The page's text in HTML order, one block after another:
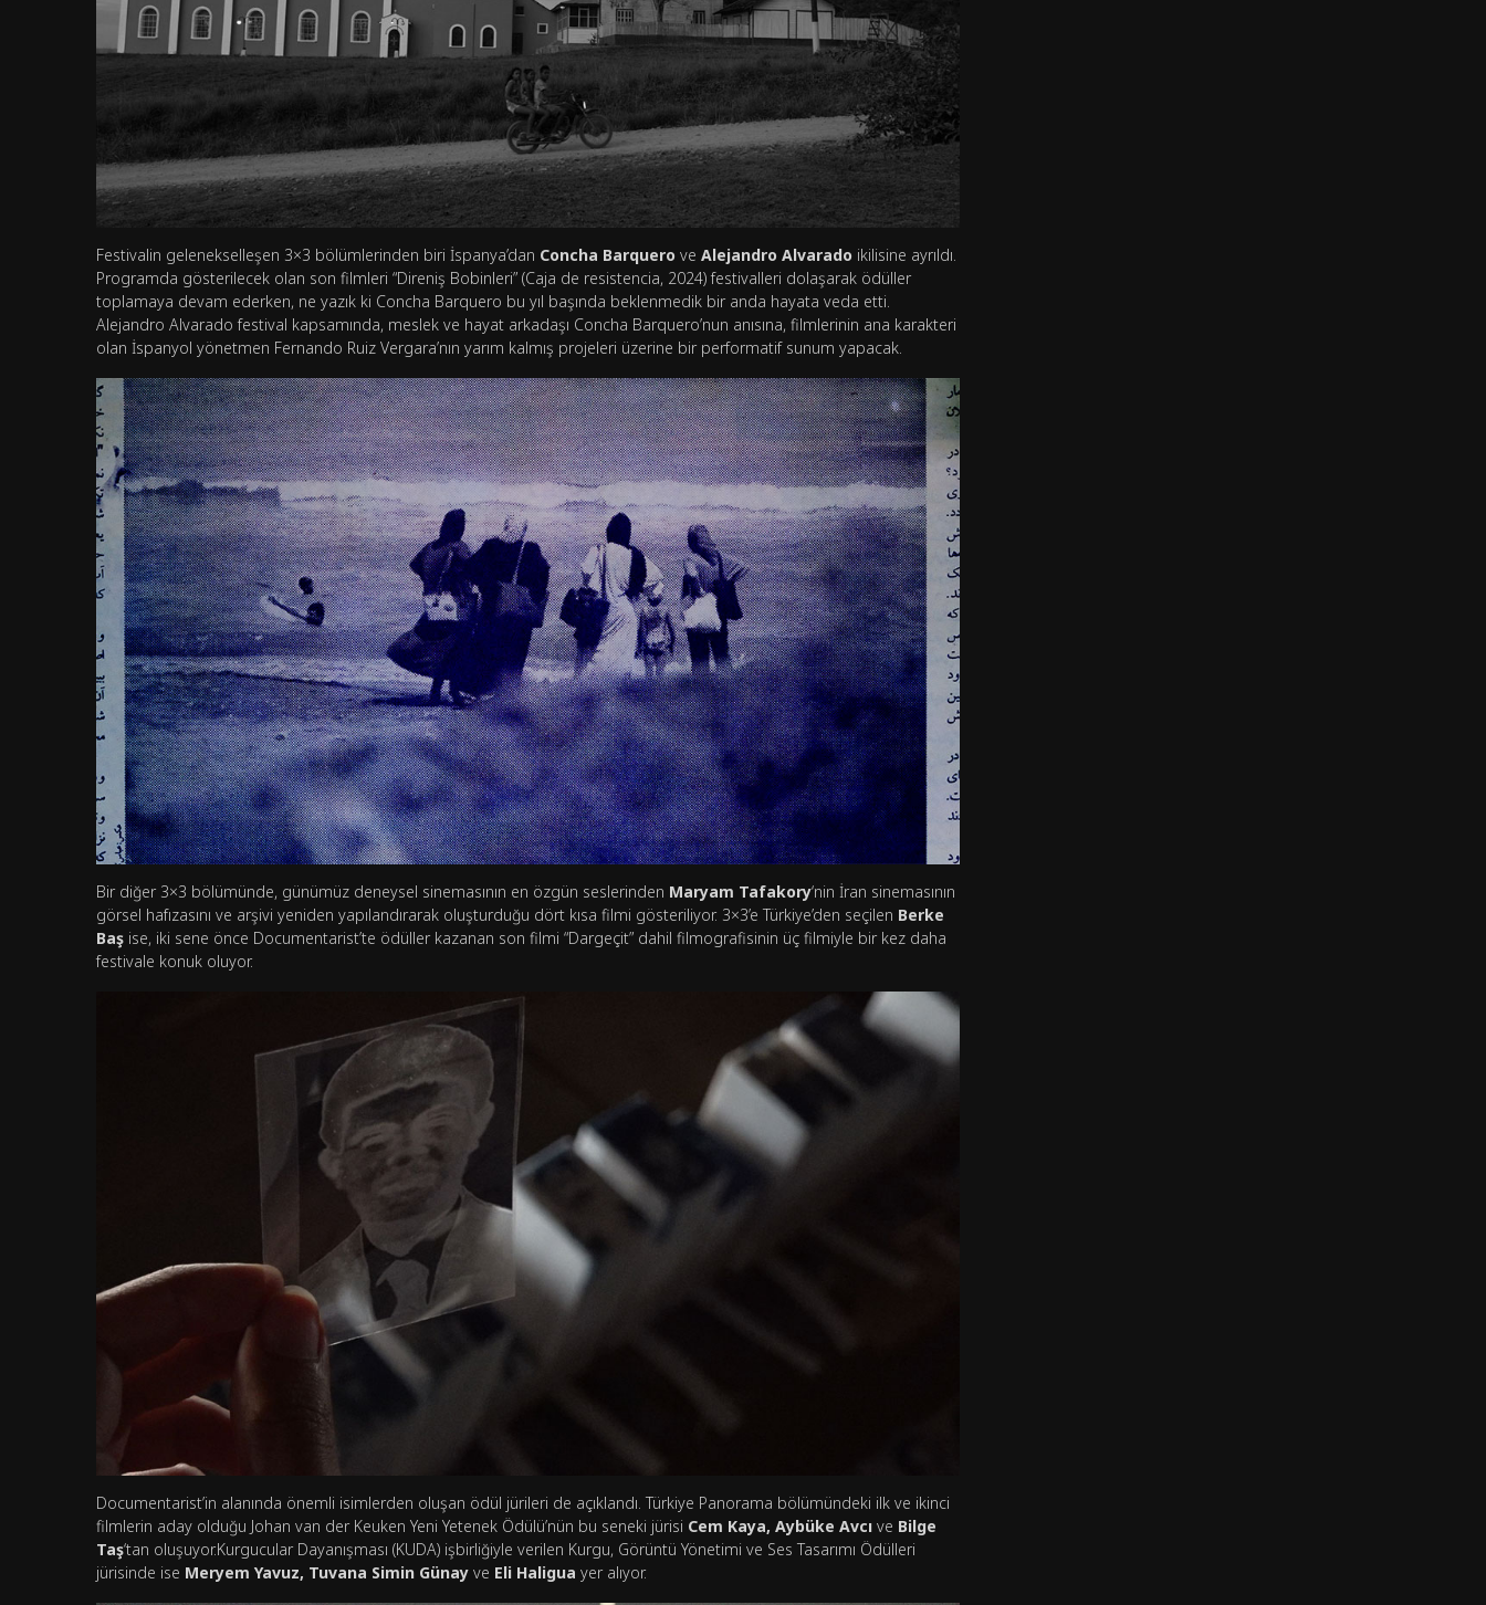
Festivalin gelenekselleşen 3×3 bölümlerinden biri İspanya’dan Concha Barquero ve Alejandro Alvarado ikilisine ayrıldı.
Programda gösterilecek olan son filmleri “Direniş Bobinleri” (Caja de resistencia, 2024) festivalleri dolaşarak ödüller
toplamaya devam ederken, ne yazık ki Concha Barquero bu yıl başında beklenmedik bir anda hayata veda etti.
Alejandro Alvarado festival kapsamında, meslek ve hayat arkadaşı Concha Barquero’nun anısına, filmlerinin ana karakteri
olan İspanyol yönetmen Fernando Ruiz Vergara’nın yarım kalmış projeleri üzerine bir performatif sunum yapacak.
Bir diğer 3×3 bölümünde, günümüz deneysel sinemasının en özgün seslerinden Maryam Tafakory‘nin İran sinemasının
görsel hafızasını ve arşivi yeniden yapılandırarak oluşturduğu dört kısa filmi gösteriliyor. 3×3’e Türkiye’den seçilen Berke
Baş ise, iki sene önce Documentarist’te ödüller kazanan son filmi “Dargeçit” dahil filmografisinin üç filmiyle bir kez daha
festivale konuk oluyor.
Documentarist’in alanında önemli isimlerden oluşan ödül jürileri de açıklandı. Türkiye Panorama bölümündeki ilk ve ikinci
filmlerin aday olduğu Johan van der Keuken Yeni Yetenek Ödülü’nün bu seneki jürisi Cem Kaya, Aybüke Avcı ve Bilge
Taş‘tan oluşuyor.Kurgucular Dayanışması (KUDA) işbirliğiyle verilen Kurgu, Görüntü Yönetimi ve Ses Tasarımı Ödülleri
jürisinde ise Meryem Yavuz, Tuvana Simin Günay ve Eli Haligua yer alıyor.